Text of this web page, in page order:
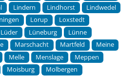
Lindern Lindhorst
Lindwedel
Lorup
Loxstedt
Lüder Lüneburg
Lünne
Marschacht Martfeld
Meine
Melle Menslage
Meppen
Moisburg
Molbergen